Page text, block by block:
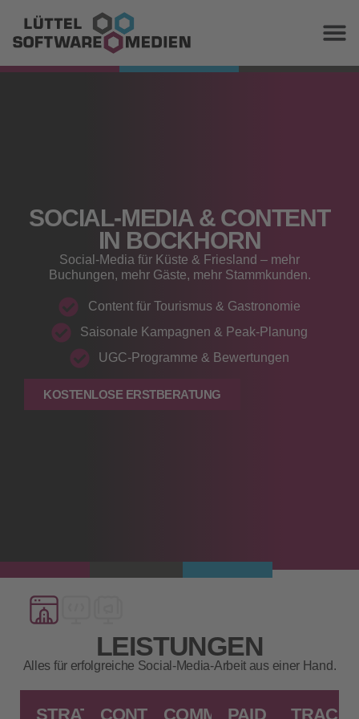
SOCIAL‑MEDIA & CONTENT
IN BOCKHORN
Social‑Media für Küste & Friesland – mehr
Buchungen, mehr Gäste, mehr Stammkunden.
Content für Tourismus & Gastronomie
Saisonale Kampagnen & Peak‑Planung
UGC‑Programme & Bewertungen
KOSTENLOSE ERSTBERATUNG
LEISTUNGEN
Alles für erfolgreiche Social‑Media‑Arbeit aus einer Hand.
STRATEGIECONTENT‑PRODUKTION
COMMUNITY
PAID